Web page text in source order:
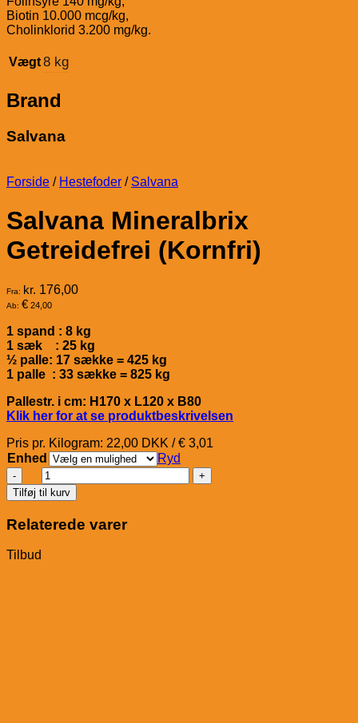
Biotin 10.000 mcg/kg,
Cholinklorid 3.200 mg/kg.
Vægt8 kg
Brand
Salvana
Forside / Hestefoder / Salvana
Salvana Mineralbrix
Getreidefrei (Kornfri)
Fra: kr. 176,00
Ab: € 24,00
1 spand : 8 kg
1 sæk : 25 kg
½ palle: 17 sække = 425 kg
1 palle : 33 sække = 825 kg
Pallestr. i cm: H170 x L120 x B80
Klik her for at se produktbeskrivelsen
Pris pr. Kilogram: 22,00 DKK / € 3,01
Enhed
Ryd
Salvana
Mineralbrix
Getreidefrei
(Kornfri)
antal
Tilføj til kurv
Relaterede varer
Tilbud